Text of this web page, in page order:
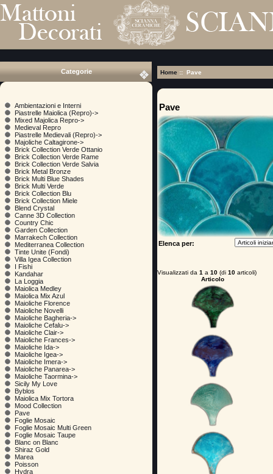
Categorie
Ambientazioni e Interni
Piastrelle Maiolica (Repro)->
Mixed Majolica Repro->
Medieval Repro
Piastrelle Medievali (Repro)->
Majoliche Caltagirone->
Brick Collection Verde Ottanio
Brick Collection Verde Rame
Brick Collection Verde Salvia
Brick Metal Bronze
Brick Multi Blue Shades
Brick Multi Verde
Brick Collection Blu
Brick Collection Miele
Blend Crystal
Canne 3D Collection
Country Chic
Garden Collection
Marrakech Collection
Mediterranea Collection
Tinte Unite (Fondi)
Villa Igea Collection
I Fishi
Kandahar
La Loggia
Maiolica Medley
Maiolica Mix Azul
Maioliche Florence
Maioliche Novelli
Maioliche Bagheria->
Maioliche Cefalu->
Maioliche Clair->
Maioliche Frances->
Maioliche Ida->
Maioliche Igea->
Maioliche Imera->
Maioliche Panarea->
Maioliche Taormina->
Sicily My Love
Byblos
Maiolica Mix Tortora
Mood Collection
Pave
Foglie Mosaic
Foglie Mosaic Multi Green
Foglie Mosaic Taupe
Blanc on Blanc
Shiraz Gold
Marea
Poisson
Hydra
Home :: Pave
Pave
Elenca per:
Visualizzati da 1 a 10 (di 10 articoli)
Articolo